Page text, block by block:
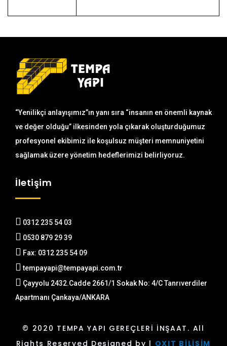
“Yenilikçi anlayışımız”ın yanı sıra “insanın en önemli kaynak
ve değer olduğu” ilkesinden yola çıkarak oluşturduğumuz
profesyonel ekibimiz ile koşulsuz müşteri memnuniyetini
sağlamak üzere yönetim hedeflerimizi belirliyoruz.
İletişim
0312 235 54 03
0530 879 29 39
Fax: 0312 235 54 09
tempayapi@tempayapi.com.tr
Çayyolu 2432.Cadde 2661/1 Sokak No: 4/C Tanrıverdiler
Apartmanı Çankaya/ANKARA
© 2020 TEMPA YAPI GEREÇLERİ İNŞAAT. All
Rights Reserved Designed by | OXIT BİLİŞİM